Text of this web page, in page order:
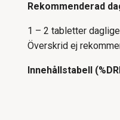
Rekommenderad
1 – 2 tabletter
Överskrid ej
Innehållstabell